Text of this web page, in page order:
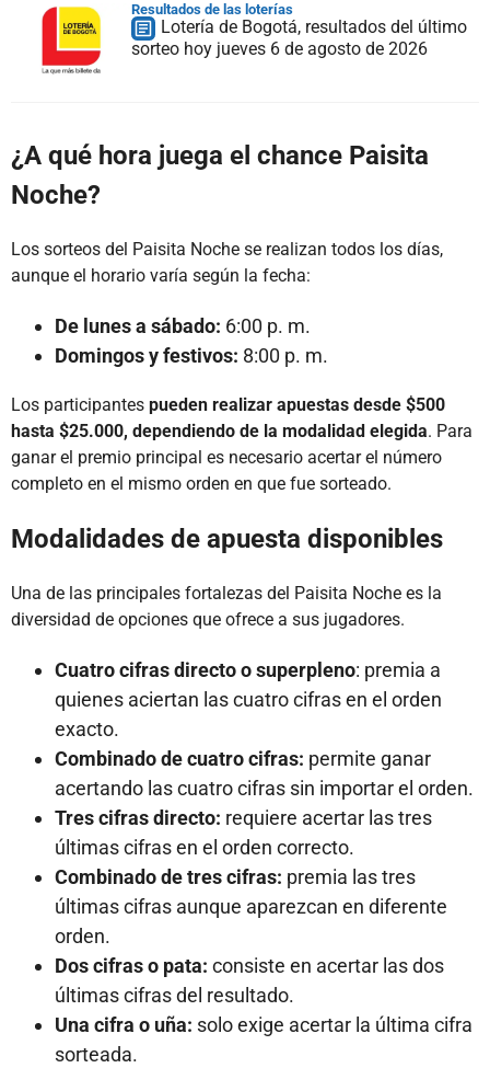
Resultados de las loterías
Lotería de Bogotá, resultados del último
sorteo hoy jueves 6 de agosto de 2026
¿A qué hora juega el chance Paisita
Noche?
Los sorteos del Paisita Noche se realizan todos los días,
aunque el horario varía según la fecha:
De lunes a sábado: 6:00 p. m.
Domingos y festivos: 8:00 p. m.
Los participantes pueden realizar apuestas desde $500
hasta $25.000, dependiendo de la modalidad elegida. Para
ganar el premio principal es necesario acertar el número
completo en el mismo orden en que fue sorteado.
Modalidades de apuesta disponibles
Una de las principales fortalezas del Paisita Noche es la
diversidad de opciones que ofrece a sus jugadores.
Cuatro cifras directo o superpleno: premia a
quienes aciertan las cuatro cifras en el orden
exacto.
Combinado de cuatro cifras: permite ganar
acertando las cuatro cifras sin importar el orden.
Tres cifras directo: requiere acertar las tres
últimas cifras en el orden correcto.
Combinado de tres cifras: premia las tres
últimas cifras aunque aparezcan en diferente
orden.
Dos cifras o pata: consiste en acertar las dos
últimas cifras del resultado.
Una cifra o uña: solo exige acertar la última cifra
sorteada.